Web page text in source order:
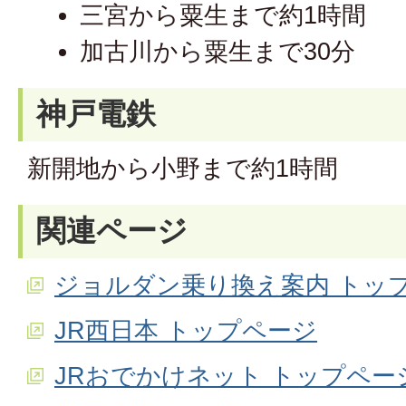
三宮から粟生まで約1時間
加古川から粟生まで30分
神戸電鉄
新開地から小野まで約1時間
関連ページ
ジョルダン乗り換え案内 トッ
JR西日本 トップページ
JRおでかけネット トップペー